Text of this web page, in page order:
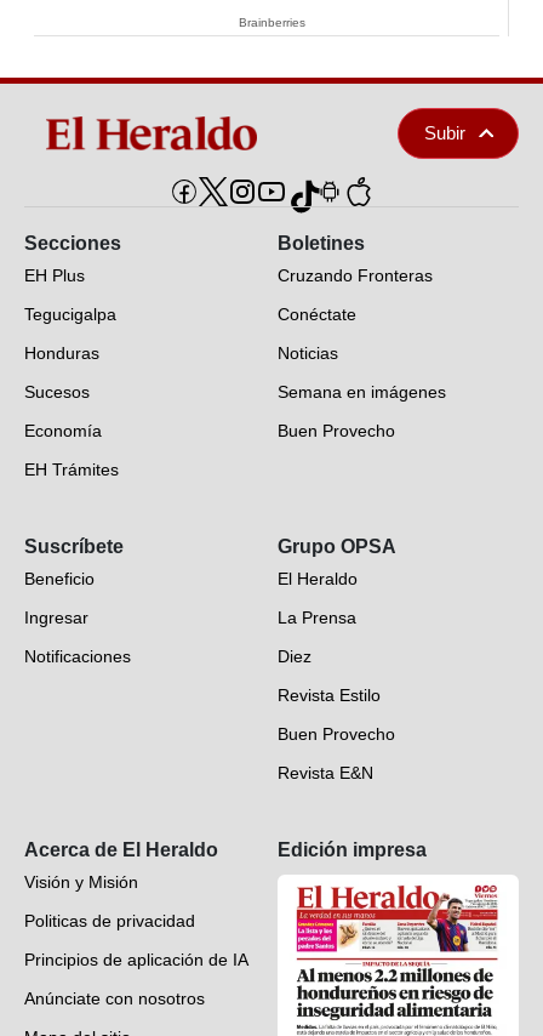
Brainberries
Subir
Secciones
EH Plus
Tegucigalpa
Honduras
Sucesos
Economía
EH Trámites
EH Verifica
Fotogalerías
Deportes
Videos
Boletines
Cruzando Fronteras
Conéctate
Noticias
Semana en imágenes
Buen Provecho
Suscríbete
Beneficio
Ingresar
Notificaciones
Grupo OPSA
El Heraldo
La Prensa
Diez
Revista Estilo
Buen Provecho
Revista E&N
Acerca de El Heraldo
Visión y Misión
Politicas de privacidad
Principios de aplicación de IA
Anúnciate con nosotros
Edición impresa